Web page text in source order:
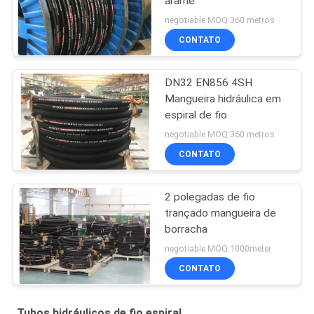
negotiable MOQ:360 metros
CONTATO
DN32 EN856 4SH
Mangueira hidráulica em
espiral de fio
negotiable MOQ:360 metros
CONTATO
2 polegadas de fio
trançado mangueira de
borracha
negotiable MOQ:1000meter
CONTATO